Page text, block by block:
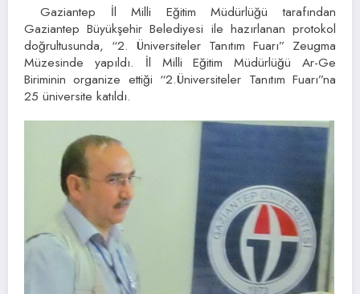
Gaziantep İl Milli Eğitim Müdürlüğü tarafından
Gaziantep Büyükşehir Belediyesi ile hazırlanan protokol
doğrultusunda, “2. Üniversiteler Tanıtım Fuarı” Zeugma
Müzesinde yapıldı. İl Milli Eğitim Müdürlüğü Ar-Ge
Biriminin organize ettiği “2.Üniversiteler Tanıtım Fuarı”na
25 üniversite katıldı.